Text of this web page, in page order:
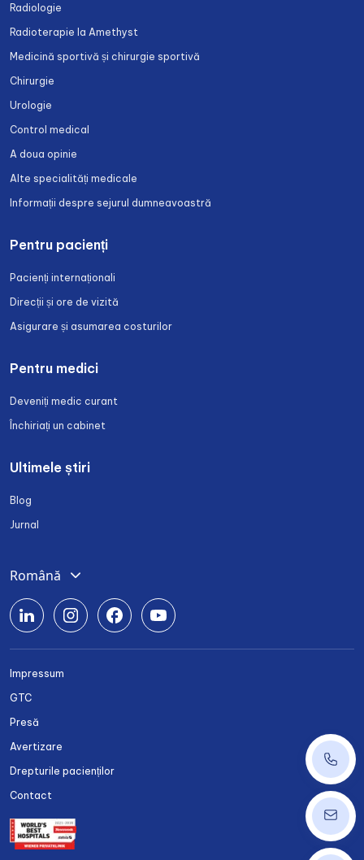
Radiologie
Radioterapie la Amethyst
Medicină sportivă și chirurgie sportivă
Chirurgie
Urologie
Control medical
A doua opinie
Alte specialități medicale
Informații despre sejurul dumneavoastră
Pentru pacienți
Pacienți internaționali
Direcții și ore de vizită
Asigurare și asumarea costurilor
Pentru medici
Deveniți medic curant
Închiriați un cabinet
Ultimele știri
Blog
Jurnal
Română
Deutsch
English
Български
Українська
Impressum
GTC
Presă
Avertizare
Drepturile pacienților
Contact
+40